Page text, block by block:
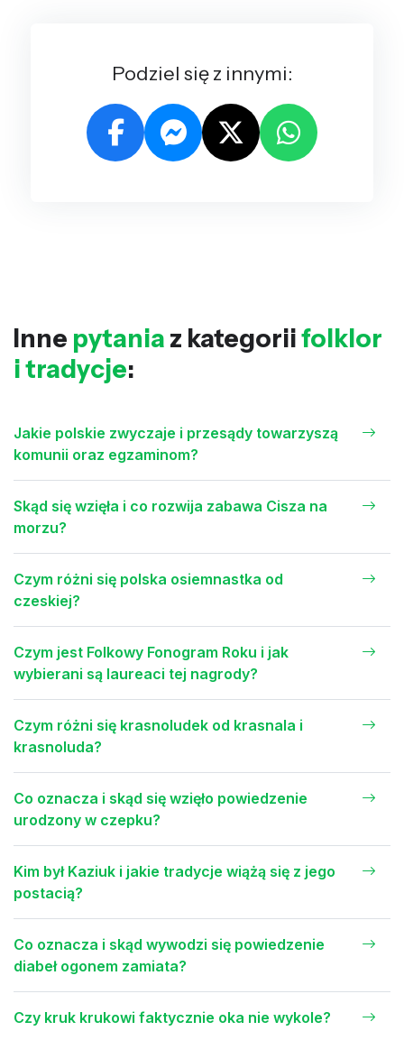
Podziel się z innymi:
Inne pytania z kategoriifolklor
i tradycje:
Jakie polskie zwyczaje i przesądy towarzyszą
komunii oraz egzaminom?
Skąd się wzięła i co rozwija zabawa Cisza na
morzu?
Czym różni się polska osiemnastka od
czeskiej?
Czym jest Folkowy Fonogram Roku i jak
wybierani są laureaci tej nagrody?
Czym różni się krasnoludek od krasnala i
krasnoluda?
Co oznacza i skąd się wzięło powiedzenie
urodzony w czepku?
Kim był Kaziuk i jakie tradycje wiążą się z jego
postacią?
Co oznacza i skąd wywodzi się powiedzenie
diabeł ogonem zamiata?
Czy kruk krukowi faktycznie oka nie wykole?